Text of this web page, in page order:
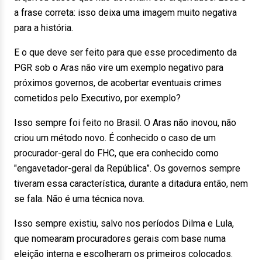
a frase correta: isso deixa uma imagem muito negativa
para a história.
E o que deve ser feito para que esse procedimento da
PGR sob o Aras não vire um exemplo negativo para
próximos governos, de acobertar eventuais crimes
cometidos pelo Executivo, por exemplo?
Isso sempre foi feito no Brasil. O Aras não inovou, não
criou um método novo. É conhecido o caso de um
procurador-geral do FHC, que era conhecido como
"engavetador-geral da República”. Os governos sempre
tiveram essa característica, durante a ditadura então, nem
se fala. Não é uma técnica nova.
Isso sempre existiu, salvo nos períodos Dilma e Lula,
que nomearam procuradores gerais com base numa
eleição interna e escolheram os primeiros colocados.